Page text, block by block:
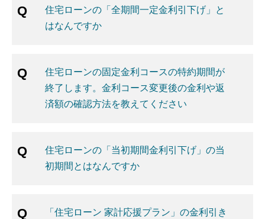
住宅ローンの「全期間一定金利引下げ」と
はなんですか
住宅ローンの固定金利コースの特約期間が
終了します。金利コース変更後の金利や返
済額の確認方法を教えてください
住宅ローンの「当初期間金利引下げ」の当
初期間とはなんですか
「住宅ローン 家計応援プラン」の金利引き